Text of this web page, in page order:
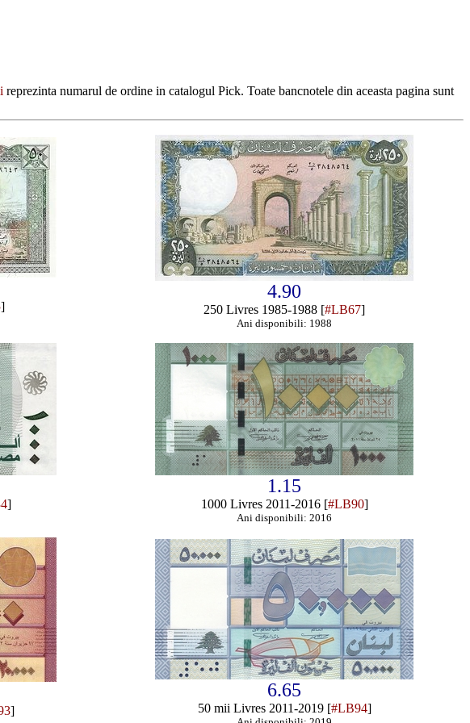
reprezinta numarul de ordine in catalogul Pick. Toate bancnotele din aceasta pagina sunt
]
4.90
250 Livres 1985-1988 [#LB67]
Ani disponibili: 1988
]
1.15
1000 Livres 2011-2016 [#LB90]
Ani disponibili: 2016
]
6.65
50 mii Livres 2011-2019 [#LB94]